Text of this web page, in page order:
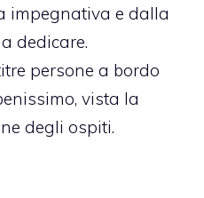
impegnativa e dalla
dedicare.
persone a bordo
vista la
degli ospiti.